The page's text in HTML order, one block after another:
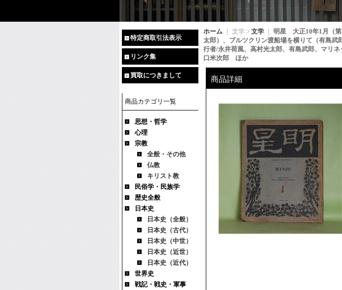
特定商取引法表示
リンク集
買取につきまして
商品カテゴリ一覧
思想・哲学
心理
宗教
全般・その他
仏教
キリスト教
民俗学・民族学
歴史全般
日本史
日本史（全般）
日本史（古代）
日本史（中世）
日本史（近世）
日本史（近代）
世界史
戦記・戦史・軍事
ホーム ｜ 文学 > 文学
明星 大正10年1月（第
太郎）、ブルツクリン渡船場を横りて（有島
行者/永井荷風、高村光太郎、有島武郎、マリ
口米次郎 ほか
商品詳細